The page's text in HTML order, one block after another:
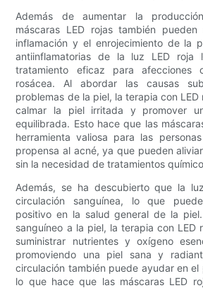
Además de aumentar la
máscaras LED rojas también
inflamación y el enrojecimiento de la
antiinflamatorias de la luz LED roja
tratamiento eficaz para
rosácea. Al abordar las causas
problemas de la piel, la terapia con
calmar la piel irritada y promover
equilibrada. Esto hace que las
herramienta valiosa para las
propensa al acné, ya que pueden
sin la necesidad de tratamientos
Además, se ha descubierto que la
circulación sanguínea, lo que
positivo en la salud general de la
sanguíneo a la piel, la terapia con LED
suministrar nutrientes y oxígeno
promoviendo una piel sana y
circulación también puede ayudar en
lo que hace que las máscaras LED